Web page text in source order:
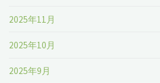
2025年11月
2025年10月
2025年9月